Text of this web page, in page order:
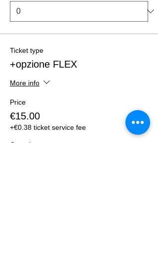
Ticket type
+opzione FLEX
More info
Price
€15.00
+€0.38 ticket service fee
Quantity